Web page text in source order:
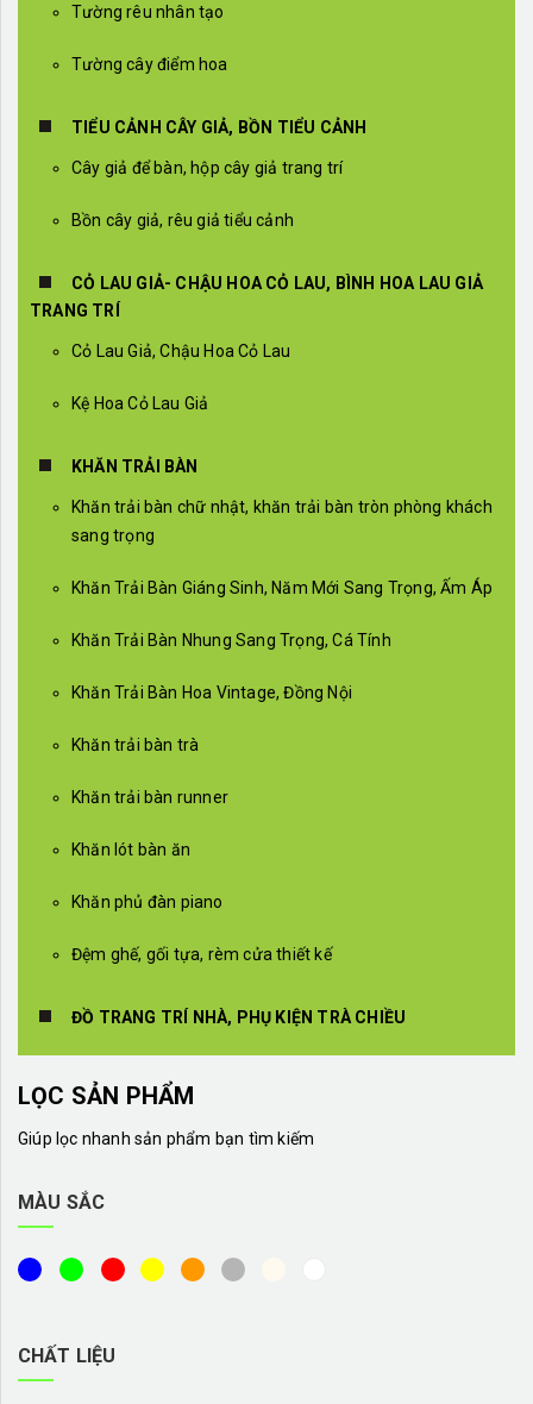
Tường rêu nhân tạo
Tường cây điểm hoa
TIỂU CẢNH CÂY GIẢ, BỒN TIỂU CẢNH
Cây giả để bàn, hộp cây giả trang trí
Bồn cây giả, rêu giả tiểu cảnh
CỎ LAU GIẢ- CHẬU HOA CỎ LAU, BÌNH HOA LAU GIẢ
TRANG TRÍ
Cỏ Lau Giả, Chậu Hoa Cỏ Lau
Kệ Hoa Cỏ Lau Giả
KHĂN TRẢI BÀN
Khăn trải bàn chữ nhật, khăn trải bàn tròn phòng khách
sang trọng
Khăn Trải Bàn Giáng Sinh, Năm Mới Sang Trọng, Ấm Áp
Khăn Trải Bàn Nhung Sang Trọng, Cá Tính
Khăn Trải Bàn Hoa Vintage, Đồng Nội
Khăn trải bàn trà
Khăn trải bàn runner
Khăn lót bàn ăn
Khăn phủ đàn piano
Đệm ghế, gối tựa, rèm cửa thiết kế
ĐỒ TRANG TRÍ NHÀ, PHỤ KIỆN TRÀ CHIỀU
LỌC SẢN PHẨM
Giúp lọc nhanh sản phẩm bạn tìm kiếm
MÀU SẮC
CHẤT LIỆU